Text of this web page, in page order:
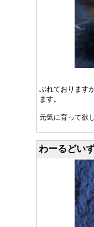
ぶれております
ます。
元気に育って欲
わーるどい